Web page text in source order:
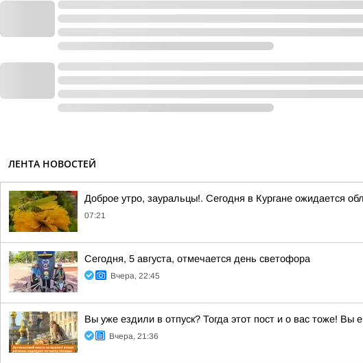
ЛЕНТА НОВОСТЕЙ
Доброе утро, зауральцы!. Сегодня в Кургане ожидается
07:21
Сегодня, 5 августа, отмечается день светофора
Вчера, 22:45
Вы уже ездили в отпуск? Тогда этот пост и о вас тоже! Вы
Вчера, 21:36